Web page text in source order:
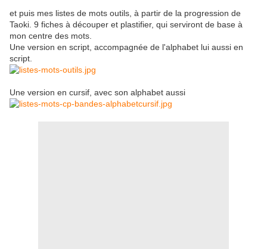
et puis mes listes de mots outils, à partir de la progression de
Taoki. 9 fiches à découper et plastifier, qui serviront de base à
mon centre des mots.
Une version en script, accompagnée de l'alphabet lui aussi en
script.
Une version en cursif, avec son alphabet aussi